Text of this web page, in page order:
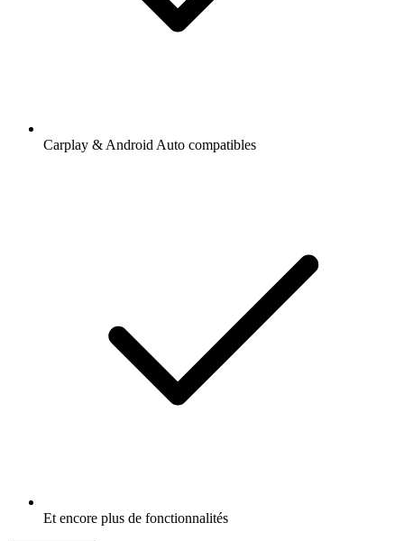
Carplay & Android Auto compatibles
Et encore plus de fonctionnalités